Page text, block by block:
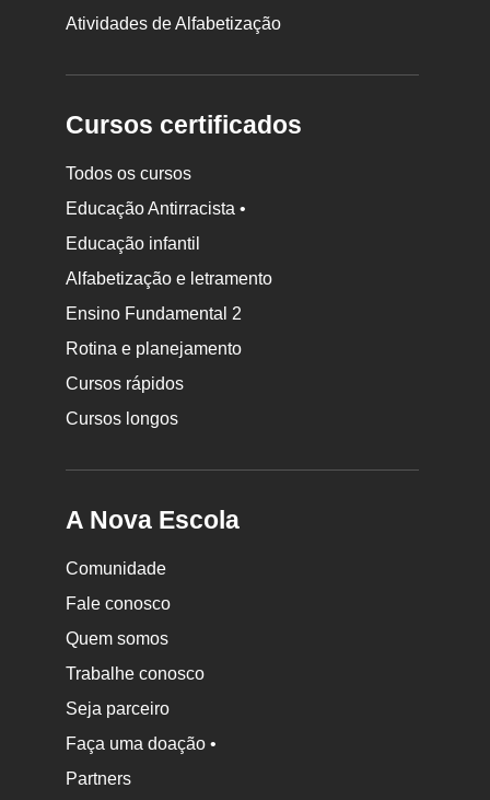
Atividades de Alfabetização
Cursos certificados
Todos os cursos
Educação Antirracista •
Educação infantil
Alfabetização e letramento
Ensino Fundamental 2
Rotina e planejamento
Cursos rápidos
Cursos longos
A Nova Escola
Comunidade
Fale conosco
Quem somos
Trabalhe conosco
Seja parceiro
Faça uma doação •
Partners